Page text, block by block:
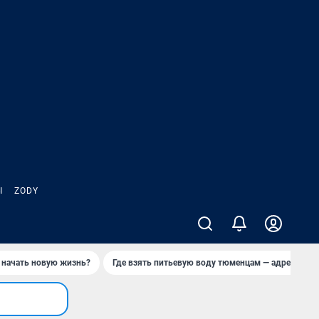
ZODY
начать новую жизнь? Где взять питьевую воду тюменцам — адреса